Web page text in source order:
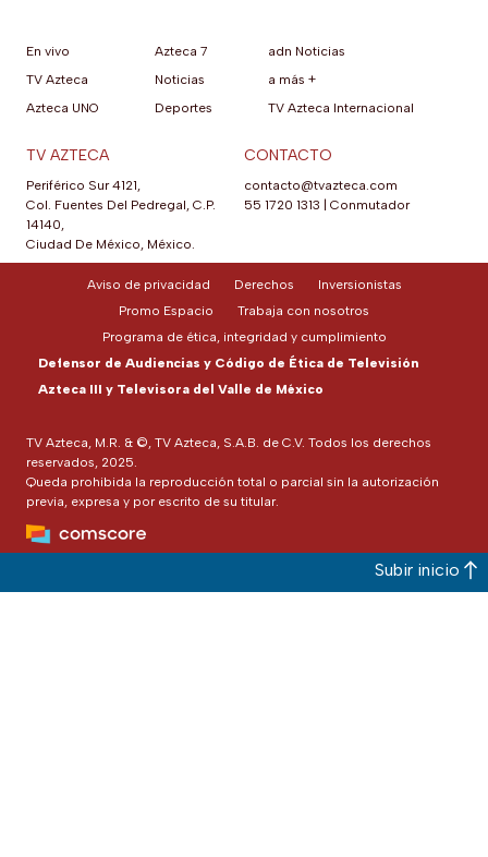
En vivo
TV Azteca
Azteca UNO
Azteca 7
Noticias
Deportes
adn Noticias
a más +
TV Azteca Internacional
TV AZTECA
Periférico Sur 4121,
Col. Fuentes Del Pedregal, C.P.
14140,
Ciudad De México, México.
CONTACTO
contacto@tvazteca.com
55 1720 1313
Conmutador
TV Azteca, M.R. & ©, TV Azteca, S.A.B. de C.V. Todos los derechos
reservados, 2025.
Queda prohibida la reproducción total o parcial sin la autorización
previa, expresa y por escrito de su titular.
Aviso de privacidad Derechos
Inversionistas
Promo Espacio
Trabaja con nosotros
Programa de ética, integridad y cumplimiento
Defensor de Audiencias y Código de Ética de Televisión
Azteca III y Televisora del Valle de México
Subir inicio